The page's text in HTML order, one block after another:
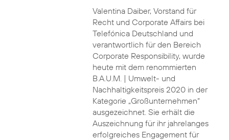
Valentina Daiber, Vorstand für
Recht und Corporate Affairs bei
Telefónica Deutschland und
verantwortlich für den Bereich
Corporate Responsibility, wurde
heute mit dem renommierten
B.A.U.M. | Umwelt- und
Nachhaltigkeitspreis 2020 in der
Kategorie „Großunternehmen“
ausgezeichnet. Sie erhält die
Auszeichnung für ihr jahrelanges
erfolgreiches Engagement für